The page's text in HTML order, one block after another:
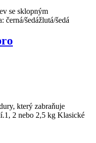
se sklopným
černá/šedážlutá/šedá
který zabraňuje
2 nebo 2,5 kg Klasické